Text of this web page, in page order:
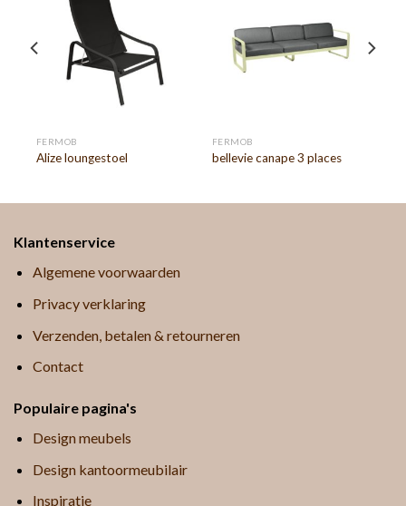
FERMOB
Alize loungestoel
FERMOB
bellevie canape 3 places
Klantenservice
Algemene voorwaarden
Privacy verklaring
Verzenden, betalen & retourneren
Contact
Populaire pagina's
Design meubels
Design kantoormeubilair
Inspiratie